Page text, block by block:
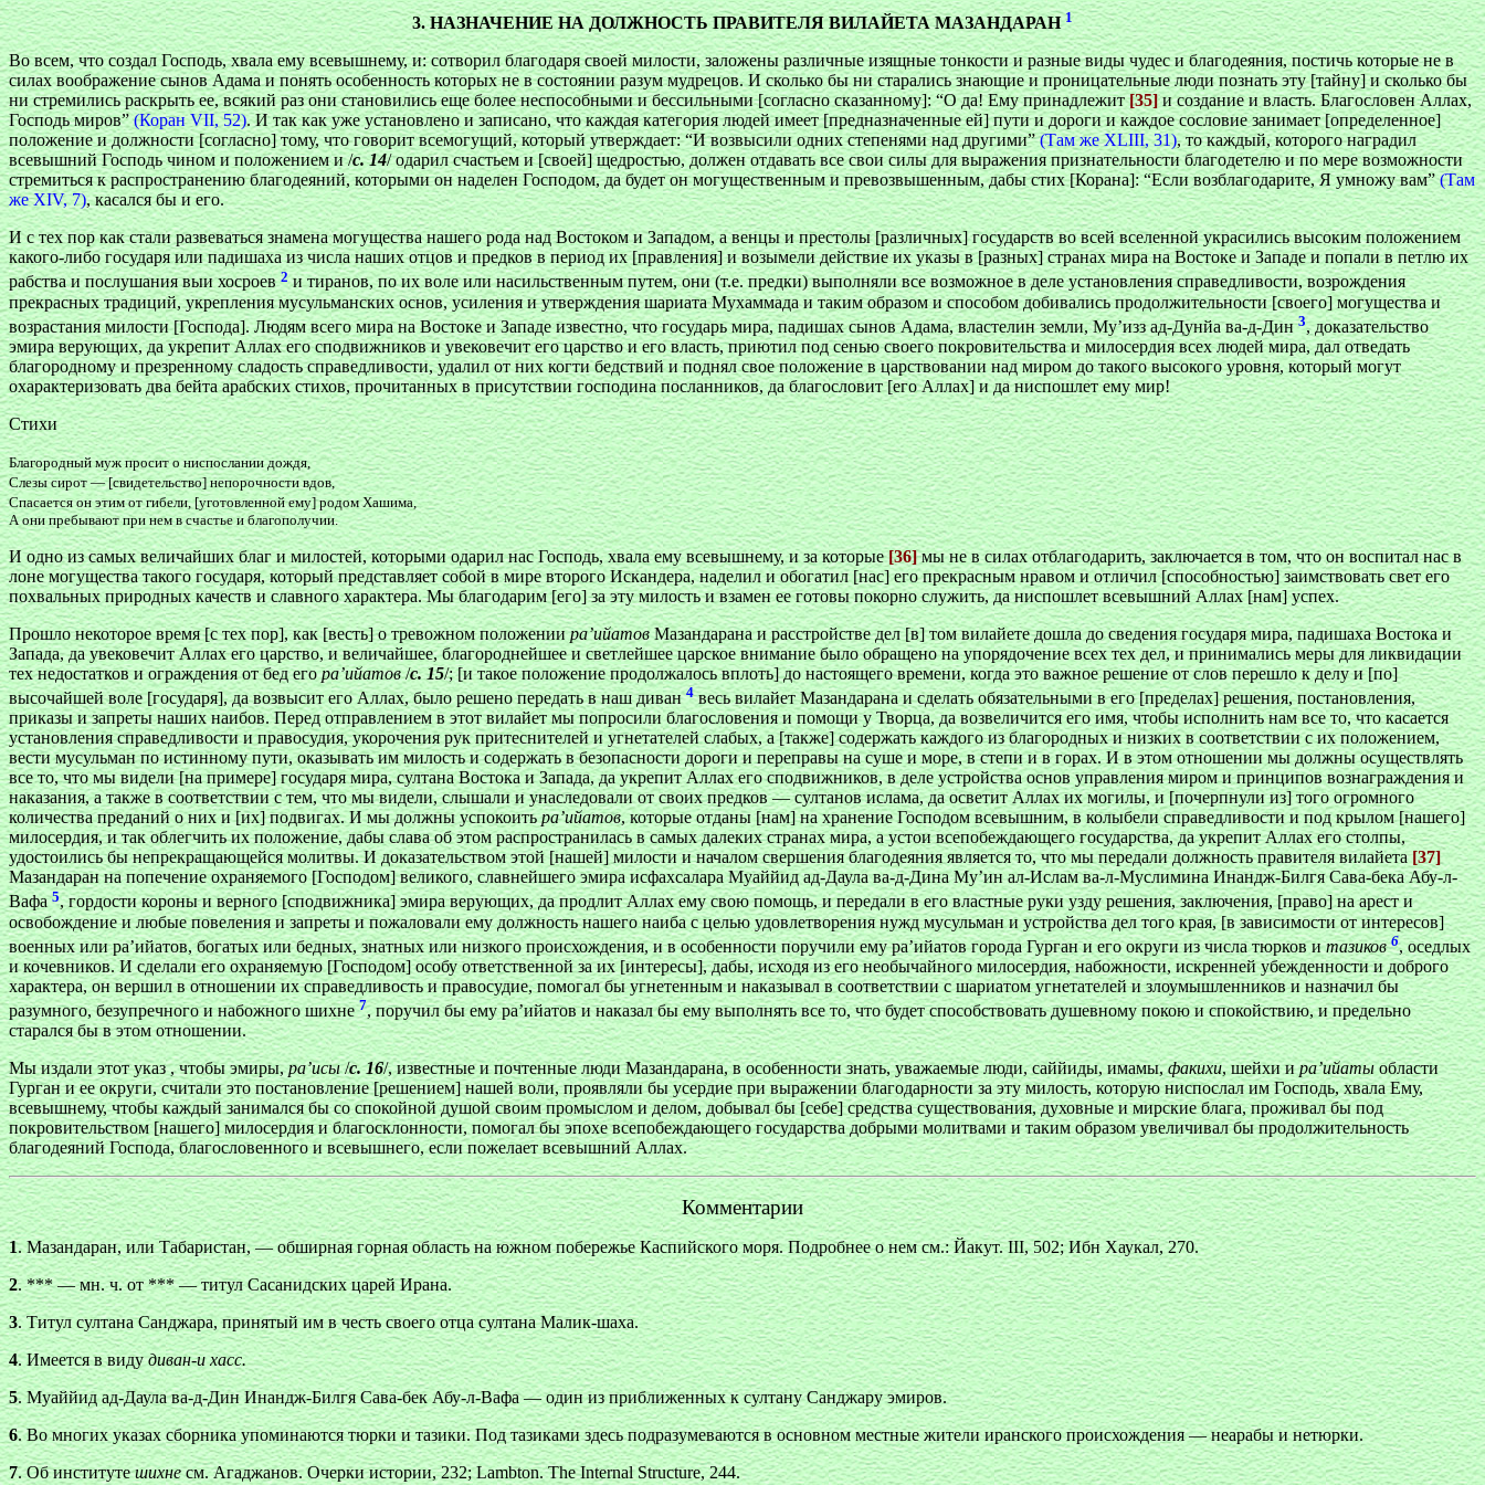
3. НАЗНАЧЕНИЕ НА ДОЛЖНОСТЬ ПРАВИТЕЛЯ ВИЛАЙЕТА МАЗАНДАРАН 1
Во всем, что создал Господь, хвала ему всевышнему, и: сотворил благодаря своей милости, заложены различные изящные тонкости и разные виды чудес и благодеяния, постичь которые не в
силах воображение сынов Адама и понять особенность которых не в состоянии разум мудрецов. И сколько бы ни старались знающие и проницательные люди познать эту [тайну] и сколько бы
ни стремились раскрыть ее, всякий раз они становились еще более неспособными и бессильными [согласно сказанному]: “О да! Ему принадлежит[35]и создание и власть. Благословен Аллах,
Господь миров”(Коран VII, 52). И так как уже установлено и записано, что каждая категория людей имеет [предназначенные ей] пути и дороги и каждое сословие занимает [определенное]
положение и должности [согласно] тому, что говорит всемогущий, который утверждает: “И возвысили одних степенями над другими”(Там же XLIII, 31), то каждый, которого наградил
всевышний Господь чином и положением и /с. 14/ одарил счастьем и [своей] щедростью, должен отдавать все свои силы для выражения признательности благодетелю и по мере возможности
стремиться к распространению благодеяний, которыми он наделен Господом, да будет он могущественным и превозвышенным, дабы стих [Корана]: “Если возблагодарите, Я умножу вам”(Там
же XIV, 7), касался бы и его.
И с тех пор как стали развеваться знамена могущества нашего рода над Востоком и Западом, а венцы и престолы [различных] государств во всей вселенной украсились высоким положением
какого-либо государя или падишаха из числа наших отцов и предков в период их [правления] и возымели действие их указы в [разных] странах мира на Востоке и Западе и попали в петлю их
рабства и послушания выи хосроев2и тиранов, по их воле или насильственным путем, они (т.е. предки) выполняли все возможное в деле установления справедливости, возрождения
прекрасных традиций, укрепления мусульманских основ, усиления и утверждения шариата Мухаммада и таким образом и способом добивались продолжительности [своего] могущества и
возрастания милости [Господа]. Людям всего мира на Востоке и Западе известно, что государь мира, падишах сынов Адама, властелин земли, My’изз ад-Дунйа ва-д-Дин3, доказательство
эмира верующих, да укрепит Аллах его сподвижников и увековечит его царство и его власть, приютил под сенью своего покровительства и милосердия всех людей мира, дал отведать
благородному и презренному сладость справедливости, удалил от них когти бедствий и поднял свое положение в царствовании над миром до такого высокого уровня, который могут
охарактеризовать два бейта арабских стихов, прочитанных в присутствии господина посланников, да благословит [его Аллах] и да ниспошлет ему мир!
Стихи
Благородный муж просит о ниспослании дождя,
Слезы сирот — [свидетельство] непорочности вдов,
Спасается он этим от гибели, [уготовленной ему] родом Хашима,
А они пребывают при нем в счастье и благополучии.
И одно из самых величайших благ и милостей, которыми одарил нас Господь, хвала ему всевышнему, и за которые[36]мы не в силах отблагодарить, заключается в том, что он воспитал нас в
лоне могущества такого государя, который представляет собой в мире второго Искандера, наделил и обогатил [нас] его прекрасным нравом и отличил [способностью] заимствовать свет его
похвальных природных качеств и славного характера. Мы благодарим [его] за эту милость и взамен ее готовы покорно служить, да ниспошлет всевышний Аллах [нам] успех.
Прошло некоторое время [с тех пор], как [весть] о тревожном положениира’ийатовМазандарана и расстройстве дел [в] том вилайете дошла до сведения государя мира, падишаха Востока и
Запада, да увековечит Аллах его царство, и величайшее, благороднейшее и светлейшее царское внимание было обращено на упорядочение всех тех дел, и принимались меры для ликвидации
тех недостатков и ограждения от бед егора’ийатов/с. 15/; [и такое положение продолжалось вплоть] до настоящего времени, когда это важное решение от слов перешло к делу и [по]
высочайшей воле [государя], да возвысит его Аллах, было решено передать в наш диван4весь вилайет Мазандарана и сделать обязательными в его [пределах] решения, постановления,
приказы и запреты наших наибов. Перед отправлением в этот вилайет мы попросили благословения и помощи у Творца, да возвеличится его имя, чтобы исполнить нам все то, что касается
установления справедливости и правосудия, укорочения рук притеснителей и угнетателей слабых, а [также] содержать каждого из благородных и низких в соответствии с их положением,
вести мусульман по истинному пути, оказывать им милость и содержать в безопасности дороги и переправы на суше и море, в степи и в горах. И в этом отношении мы должны осуществлять
все то, что мы видели [на примере] государя мира, султана Востока и Запада, да укрепит Аллах его сподвижников, в деле устройства основ управления миром и принципов вознаграждения и
наказания, а также в соответствии с тем, что мы видели, слышали и унаследовали от своих предков — султанов ислама, да осветит Аллах их могилы, и [почерпнули из] того огромного
количества преданий о них и [их] подвигах. И мы должны успокоитьра’ийатов, которые отданы [нам] на хранение Господом всевышним, в колыбели справедливости и под крылом [нашего]
милосердия, и так облегчить их положение, дабы слава об этом распространилась в самых далеких странах мира, а устои всепобеждающего государства, да укрепит Аллах его столпы,
удостоились бы непрекращающейся молитвы. И доказательством этой [нашей] милости и началом свершения благодеяния является то, что мы передали должность правителя вилайета [37]
Мазандаран на попечение охраняемого [Господом] великого, славнейшего эмира исфахсалара Муаййид ад-Даула ва-д-Дина Му’ин ал-Ислам ва-л-Муслимина Инандж-Билгя Сава-бека Абу-л-
Вафа5, гордости короны и верного [сподвижника] эмира верующих, да продлит Аллах ему свою помощь, и передали в его властные руки узду решения, заключения, [право] на арест и
освобождение и любые повеления и запреты и пожаловали ему должность нашего наиба с целью удовлетворения нужд мусульман и устройства дел того края, [в зависимости от интересов]
военных или ра’ийатов, богатых или бедных, знатных или низкого происхождения, и в особенности поручили ему ра’ийатов города Гурган и его округи из числа тюрков итазиков6, оседлых
и кочевников. И сделали его охраняемую [Господом] особу ответственной за их [интересы], дабы, исходя из его необычайного милосердия, набожности, искренней убежденности и доброго
характера, он вершил в отношении их справедливость и правосудие, помогал бы угнетенным и наказывал в соответствии с шариатом угнетателей и злоумышленников и назначил бы
разумного, безупречного и набожного шихне7, поручил бы ему ра’ийатов и наказал бы ему выполнять все то, что будет способствовать душевному покою и спокойствию, и предельно
старался бы в этом отношении.
Мы издали этот указ , чтобы эмиры,ра’исы/с. 16/, известные и почтенные люди Мазандарана, в особенности знать, уважаемые люди, саййиды, имамы,факихи, шейхи ира’ийатыобласти
Гурган и ее округи, считали это постановление [решением] нашей воли, проявляли бы усердие при выражении благодарности за эту милость, которую ниспослал им Господь, хвала Ему,
всевышнему, чтобы каждый занимался бы со спокойной душой своим промыслом и делом, добывал бы [себе] средства существования, духовные и мирские блага, проживал бы под
покровительством [нашего] милосердия и благосклонности, помогал бы эпохе всепобеждающего государства добрыми молитвами и таким образом увеличивал бы продолжительность
благодеяний Господа, благословенного и всевышнего, если пожелает всевышний Аллах.
Комментарии
1. Мазандаран, или Табаристан, — обширная горная область на южном побережье Каспийского моря. Подробнее о нем см.: Йакут. III, 502; Ибн Хаукал, 270.
2. *** — мн. ч. от *** — титул Сасанидских царей Ирана.
3. Титул султана Санджара, принятый им в честь своего отца султана Малик-шаха.
4. Имеется в видудиван-и хасс.
5. Муаййид ад-Даула ва-д-Дин Инандж-Билгя Сава-бек Абу-л-Вафа — один из приближенных к султану Санджару эмиров.
6. Во многих указах сборника упоминаются тюрки и тазики. Под тазиками здесь подразумеваются в основном местные жители иранского происхождения — неарабы и нетюрки.
7. Об институтешихнесм. Агаджанов. Очерки истории, 232; Lambton. The Internal Structure, 244.